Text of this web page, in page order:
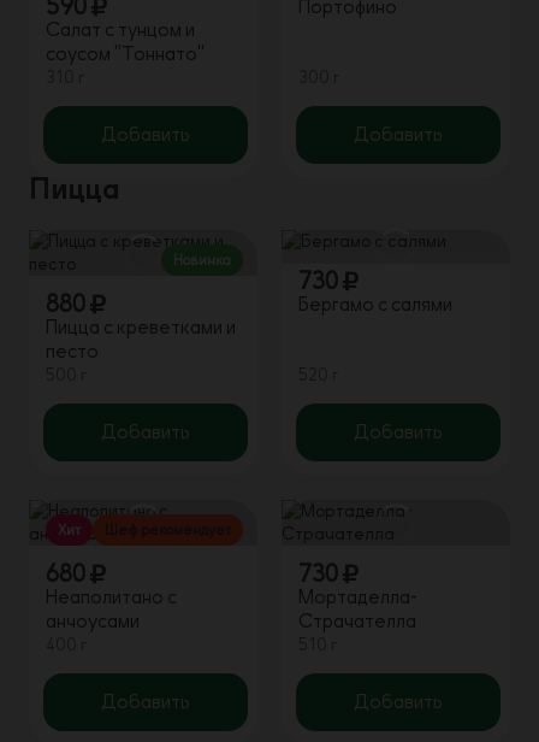
590
Салат с тунцом и
соусом "Тоннато"
Добавить
Портофино
Добавить
Пицца
880
Пицца с креветками и
песто
Добавить
Новинка
730
Бергамо с салями
Добавить
680
Неаполитано с
анчоусами
Добавить
Хит Шеф рекомендует
730
Мортаделла-
Страчателла
Добавить